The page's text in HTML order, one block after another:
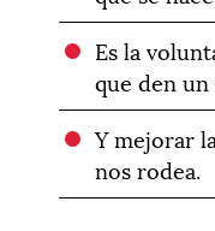
Es la
que den un
Y mejorar
nos rodea.